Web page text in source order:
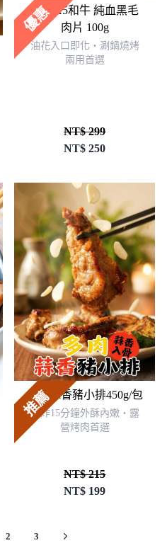
優惠
日本A5和牛 純血黑毛
肉片 100g
油花入口即化・涮鍋燒烤
兩用首選
NT$ 299
NT$ 250
立即選購
熱銷
推薦
多肉蒜香豬小排450g/包
氣炸15分鐘外酥內嫩・露
營烤肉首選
NT$ 215
NT$ 199
2 3